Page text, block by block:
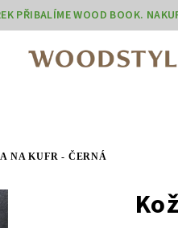
PŘIBALÍME WOOD BOOK.
NA KUFR - ČERNÁ